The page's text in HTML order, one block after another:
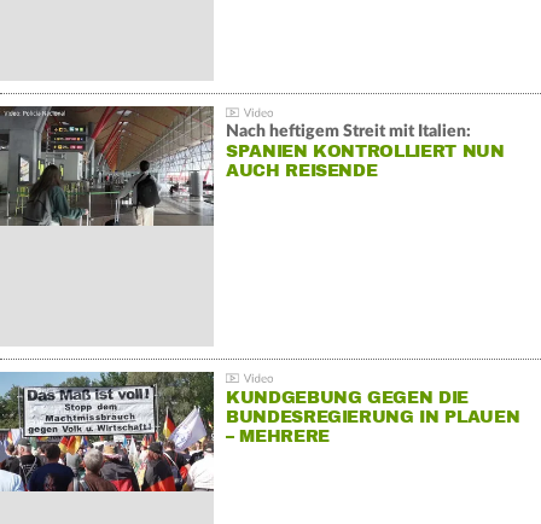
Nach heftigem Streit mit Italien:
SPANIEN KONTROLLIERT NUN
AUCH REISENDE
KUNDGEBUNG GEGEN DIE
BUNDESREGIERUNG IN PLAUEN
– MEHRERE